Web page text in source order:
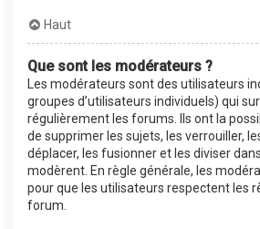
Haut
Que sont les modérateurs ?
Les modérateurs sont des utilisateurs
groupes d’utilisateurs individuels) qui
régulièrement les forums. Ils ont la
de supprimer les sujets, les verrouiller,
déplacer, les fusionner et les diviser
modèrent. En règle générale, les
pour que les utilisateurs respectent les
forum.